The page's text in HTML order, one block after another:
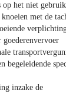
op het niet
met de
goederenvervoer
begeleidende
inzake de